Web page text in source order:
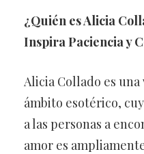
¿Quién es Alicia
Inspira Paciencia y
Alicia Collado es
ámbito esotérico,
a las personas a
amor es